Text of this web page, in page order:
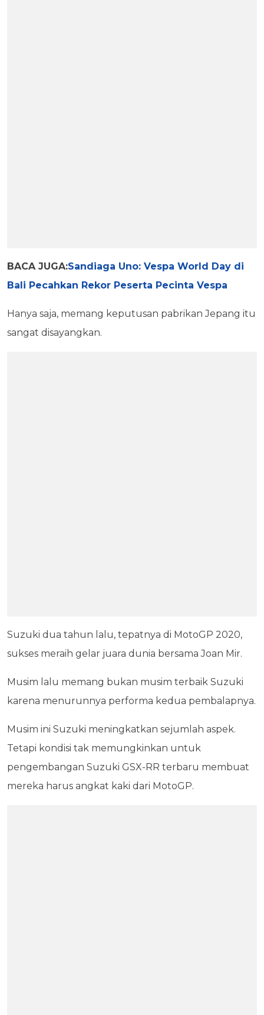
BACA JUGA:Sandiaga Uno: Vespa World Day di
Bali Pecahkan Rekor Peserta Pecinta Vespa
Hanya saja, memang keputusan pabrikan Jepang itu
sangat disayangkan.
Suzuki dua tahun lalu, tepatnya di MotoGP 2020,
sukses meraih gelar juara dunia bersama Joan Mir.
Musim lalu memang bukan musim terbaik Suzuki
karena menurunnya performa kedua pembalapnya.
Musim ini Suzuki meningkatkan sejumlah aspek.
Tetapi kondisi tak memungkinkan untuk
pengembangan Suzuki GSX-RR terbaru membuat
mereka harus angkat kaki dari MotoGP.